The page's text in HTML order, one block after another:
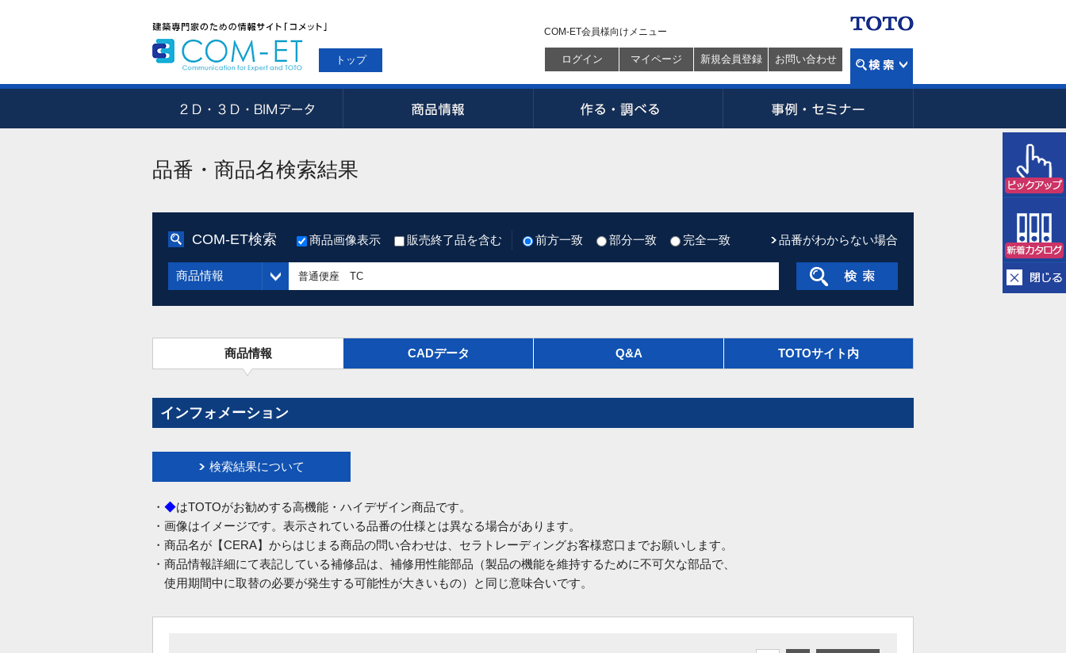
トップ
COM-ET会員様向けメニュー
ログイン マイページ 新規会員登録 お問い合わせ
品番・商品名検索結果
COM-ET検索 商品画像表示 販売終了品を含む 前方一致 部分一致 完全一致 品番がわからない場合
商品情報
商品情報 CADデータ Q&A TOTOサイト内
インフォメーション
検索結果について
・ ◆はTOTOがお勧めする高機能・ハイデザイン商品です。
・画像はイメージです。表示されている品番の仕様とは異なる場合があります。
・商品名が【CERA】からはじまる商品の問い合わせは、セラトレーディングお客様窓口までお願いします。
・商品情報詳細にて表記している補修品は、補修用性能部品（製品の機能を維持するために不可欠な部品で、
使用期間中に取替の必要が発生する可能性が大きいもの）と同じ意味合いです。